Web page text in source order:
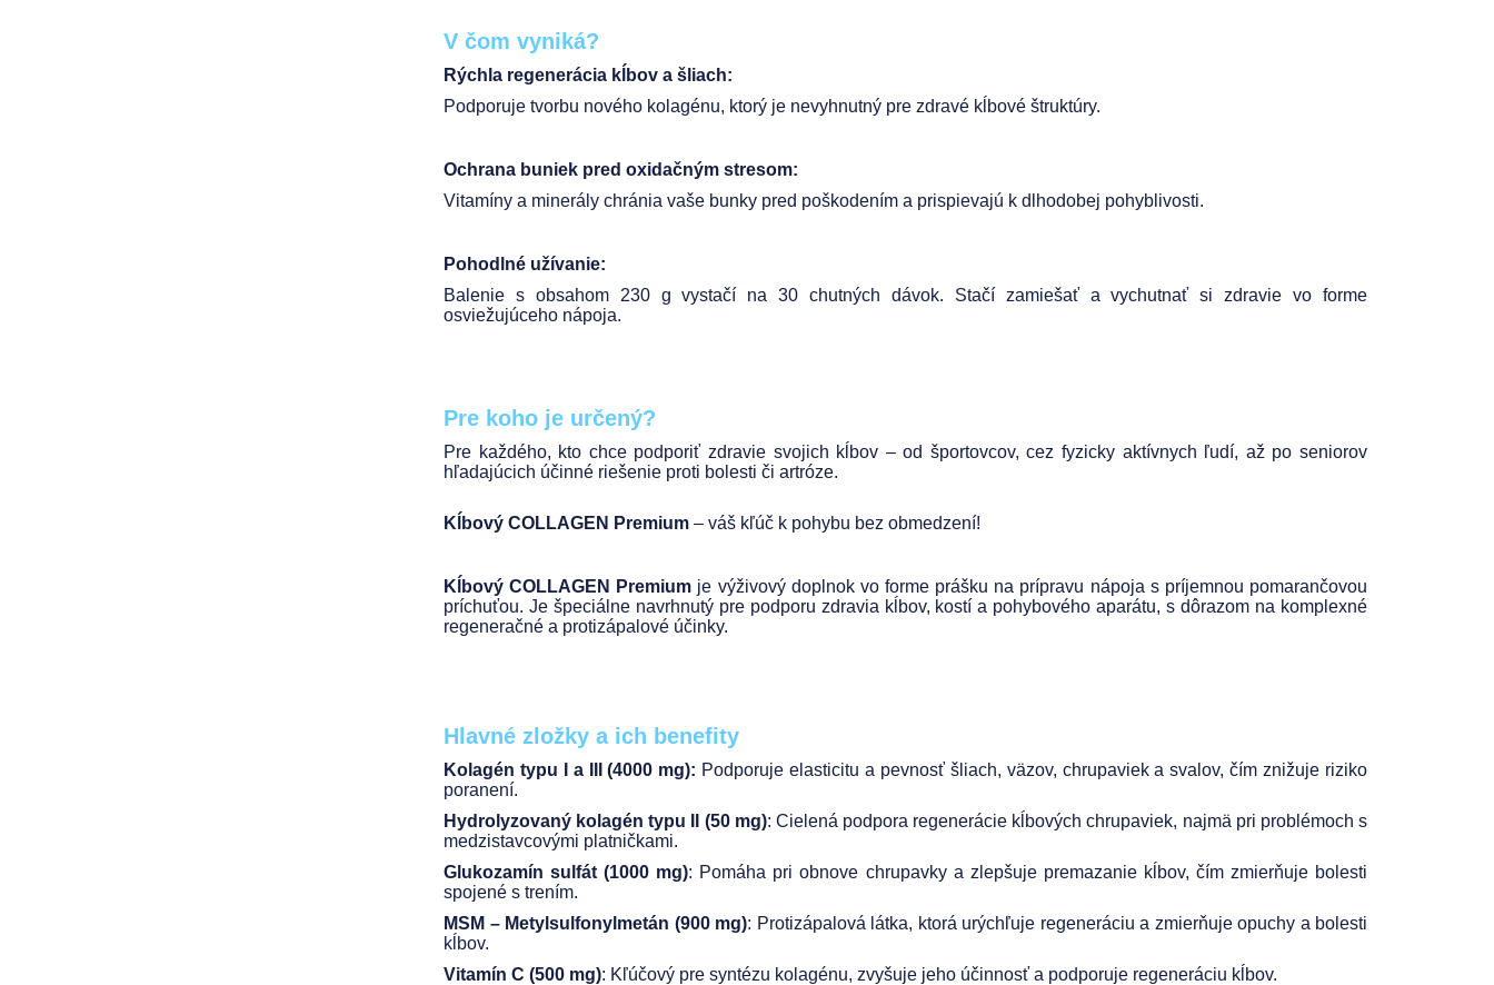
V čom vyniká?
Rýchla regenerácia kĺbov a šliach:
Podporuje tvorbu nového kolagénu, ktorý je nevyhnutný pre zdravé kĺbové štruktúry.
Ochrana buniek pred oxidačným stresom:
Vitamíny a minerály chránia vaše bunky pred poškodením a prispievajú k dlhodobej pohyblivosti.
Pohodlné užívanie:
Balenie s obsahom 230 g vystačí na 30 chutných dávok. Stačí zamiešať a vychutnať si zdravie vo forme
osviežujúceho nápoja.
Pre koho je určený?
Pre každého, kto chce podporiť zdravie svojich kĺbov – od športovcov, cez fyzicky aktívnych ľudí, až po seniorov
hľadajúcich účinné riešenie proti bolesti či artróze.
Kĺbový COLLAGEN Premium – váš kľúč k pohybu bez obmedzení!
Kĺbový COLLAGEN Premium je výživový doplnok vo forme prášku na prípravu nápoja s príjemnou pomarančovou
príchuťou. Je špeciálne navrhnutý pre podporu zdravia kĺbov, kostí a pohybového aparátu, s dôrazom na komplexné
regeneračné a protizápalové účinky.
Hlavné zložky a ich benefity
Kolagén typu I a III (4000 mg): Podporuje elasticitu a pevnosť šliach, väzov, chrupaviek a svalov, čím znižuje riziko
poranení.
Hydrolyzovaný kolagén typu II (50 mg): Cielená podpora regenerácie kĺbových chrupaviek, najmä pri problémoch s
medzistavcovými platničkami.
Glukozamín sulfát (1000 mg): Pomáha pri obnove chrupavky a zlepšuje premazanie kĺbov, čím zmierňuje bolesti
spojené s trením.
MSM – Metylsulfonylmetán (900 mg): Protizápalová látka, ktorá urýchľuje regeneráciu a zmierňuje opuchy a bolesti
kĺbov.
Vitamín C (500 mg): Kľúčový pre syntézu kolagénu, zvyšuje jeho účinnosť a podporuje regeneráciu kĺbov.